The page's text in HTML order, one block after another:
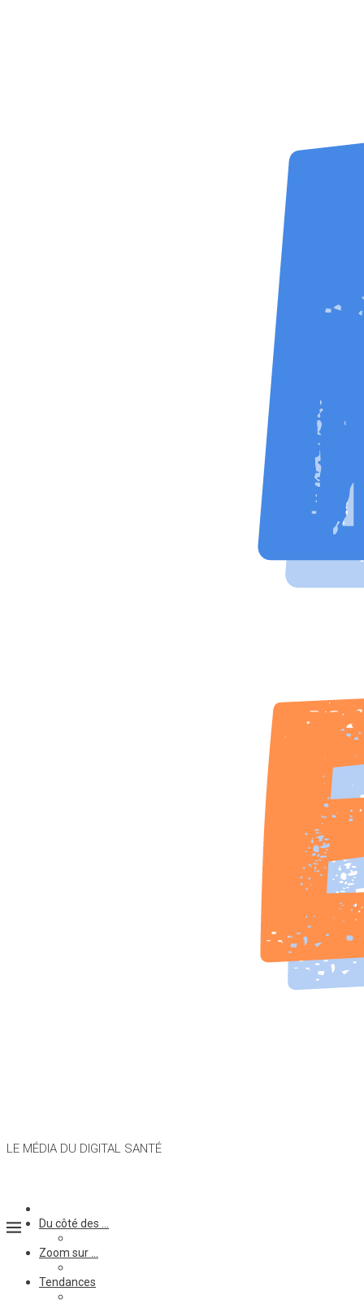
LE MÉDIA DU DIGITAL SANTÉ
Du côté des …
Zoom sur …
Tendances